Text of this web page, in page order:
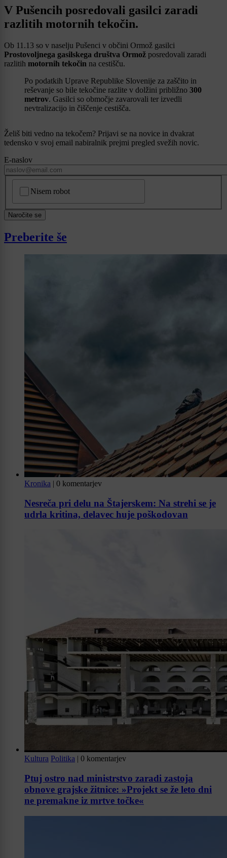
V Pušencih posredovali gasilci zaradi
razlitih motornih tekočin.
Ob 11.13 so v naselju Pušenci v občini Ormož gasilci
Prostovoljnega gasilskega društva Ormož posredovali zaradi
razlitih motornih tekočin na cestišču.
Po podatkih Uprave Republike Slovenije za zaščito in
reševanje so bile tekočine razlite v dolžini približno 300
metrov. Gasilci so območje zavarovali ter izvedli
nevtralizacijo in čiščenje cestišča.
Želiš biti vedno na tekočem? Prijavi se na novice in dvakrat
tedensko v svoj email nabiralnik prejmi pregled svežih novic.
E-naslov
Nisem robot
Naročite se
Preberite še
Kronika | 0 komentarjev
Nesreča pri delu na Štajerskem: Na strehi se je
udrla kritina, delavec huje poškodovan
Kultura Politika | 0 komentarjev
Ptuj ostro nad ministrstvo zaradi zastoja
obnove grajske žitnice: »Projekt se že leto dni
ne premakne iz mrtve točke«